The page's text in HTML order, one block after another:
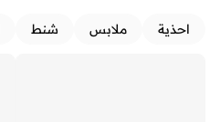
احذية ملابس شنط